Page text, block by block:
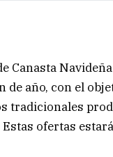
Canasta
de año, con el
tradicionales
ofertas